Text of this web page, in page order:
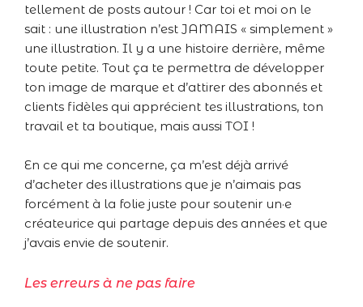
tellement de posts autour ! Car toi et moi on le
sait : une illustration n’est JAMAIS « simplement »
une illustration. Il y a une histoire derrière, même
toute petite. Tout ça te permettra de développer
ton image de marque et d’attirer des abonnés et
clients fidèles qui apprécient tes illustrations, ton
travail et ta boutique, mais aussi TOI !
En ce qui me concerne, ça m’est déjà arrivé
d’acheter des illustrations que je n’aimais pas
forcément à la folie juste pour soutenir un·e
créateurice qui partage depuis des années et que
j’avais envie de soutenir.
Les erreurs à ne pas faire